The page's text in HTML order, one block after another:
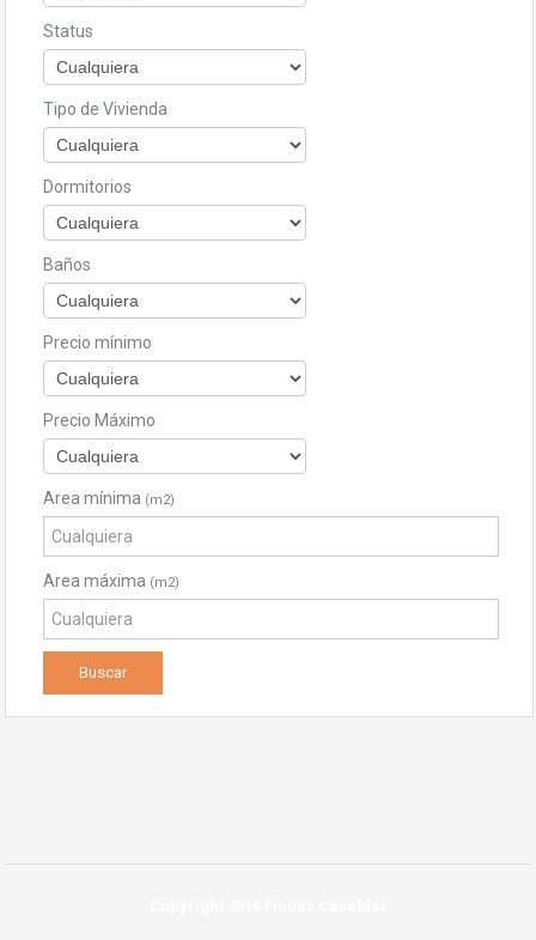
Status
Tipo de Vivienda
Dormitorios
Baños
Precio mínimo
Precio Máximo
Area mínima (m2)
Area máxima (m2)